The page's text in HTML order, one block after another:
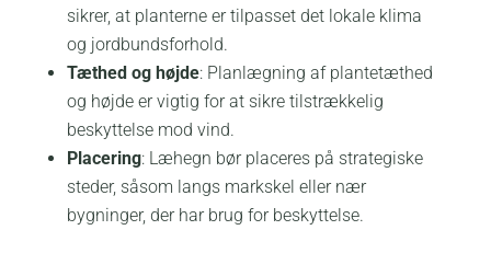
sikrer, at planterne er tilpasset det lokale klima
og jordbundsforhold.
Tæthed og højde: Planlægning af plantetæthed
og højde er vigtig for at sikre tilstrækkelig
beskyttelse mod vind.
Placering: Læhegn bør placeres på strategiske
steder, såsom langs markskel eller nær
bygninger, der har brug for beskyttelse.